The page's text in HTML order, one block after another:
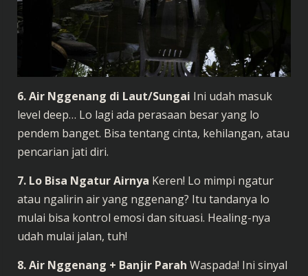
6. Air Nggenang di Laut/Sungai Ini udah masuk
level deep… Lo lagi ada perasaan besar yang lo
pendem banget. Bisa tentang cinta, kehilangan, atau
pencarian jati diri.
7. Lo Bisa Ngatur Airnya Keren! Lo mimpi ngatur
atau ngalirin air yang nggenang? Itu tandanya lo
mulai bisa kontrol emosi dan situasi. Healing-nya
udah mulai jalan, tuh!
8. Air Nggenang + Banjir Parah Waspada! Ini sinyal